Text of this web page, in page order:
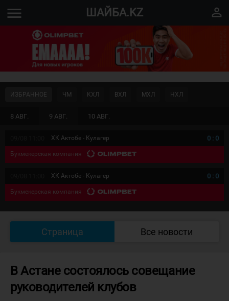
menu ШАЙБА.KZ perm_identity
8 АВГ. 9 АВГ. 10 АВГ.
ИЗБРАННОЕ ЧМ КХЛ ВХЛ МХЛ НХЛ
ХК Актобе - Кулагер 0 : 0
Букмекерская компания
ХК Актобе - Кулагер 0 : 0
Букмекерская компания
Страница Все новости
В Астане состоялось совещание
руководителей клубов